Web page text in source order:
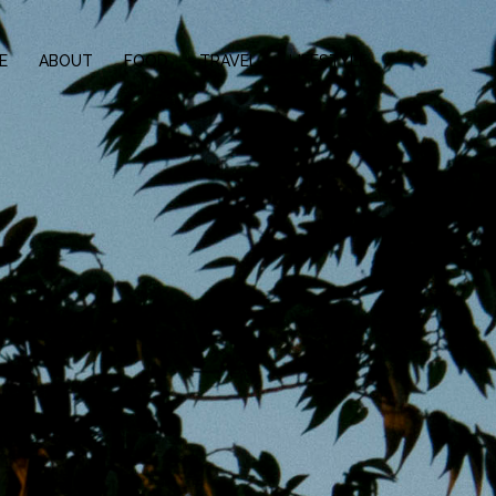
ABOUT FOOD TRAVEL LIFESTYLE